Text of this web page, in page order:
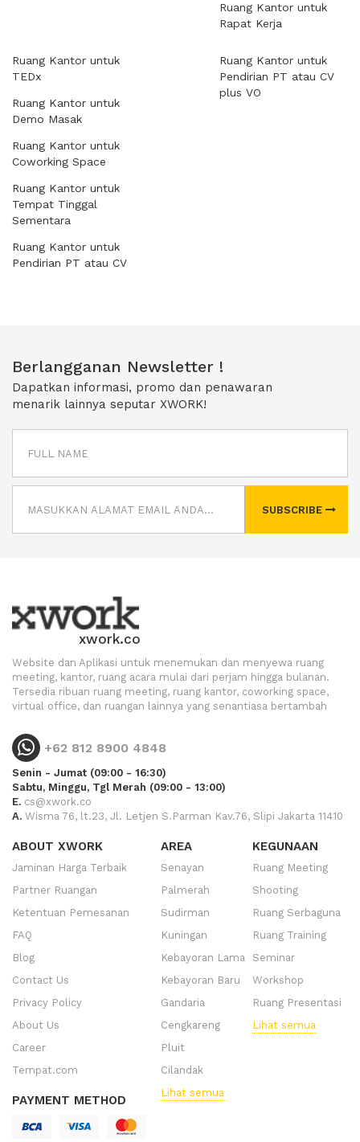
Ruang Kantor untuk
Rapat Kerja
Ruang Kantor untuk
TEDx
Ruang Kantor untuk
Demo Masak
Ruang Kantor untuk
Coworking Space
Ruang Kantor untuk
Tempat Tinggal
Sementara
Ruang Kantor untuk
Pendirian PT atau CV
Ruang Kantor untuk
Pendirian PT atau CV
plus VO
Berlangganan Newsletter !
Dapatkan informasi, promo dan penawaran
menarik lainnya seputar XWORK!
SUBSCRIBE
xwork.co
Website dan Aplikasi untuk menemukan dan menyewa ruang
meeting, kantor, ruang acara mulai dari perjam hingga bulanan.
Tersedia ribuan ruang meeting, ruang kantor, coworking space,
virtual office, dan ruangan lainnya yang senantiasa bertambah
+62 812 8900 4848
Senin - Jumat (09:00 - 16:30)
Sabtu, Minggu, Tgl Merah (09:00 - 13:00)
E. cs@xwork.co
A. Wisma 76, lt.23, Jl. Letjen S.Parman Kav.76, Slipi Jakarta 11410
ABOUT XWORK
Jaminan Harga Terbaik
Partner Ruangan
Ketentuan Pemesanan
FAQ
Blog
Contact Us
Privacy Policy
About Us
Career
Tempat.com
PAYMENT METHOD
AREA
Senayan
Palmerah
Sudirman
Kuningan
Kebayoran Lama
Kebayoran Baru
Gandaria
Cengkareng
Pluit
Cilandak
Lihat semua
KEGUNAAN
Ruang Meeting
Shooting
Ruang Serbaguna
Ruang Training
Seminar
Workshop
Ruang Presentasi
Lihat semua